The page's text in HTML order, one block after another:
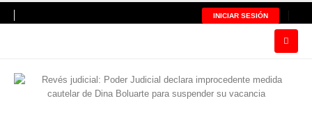
INICIAR SESIÓN